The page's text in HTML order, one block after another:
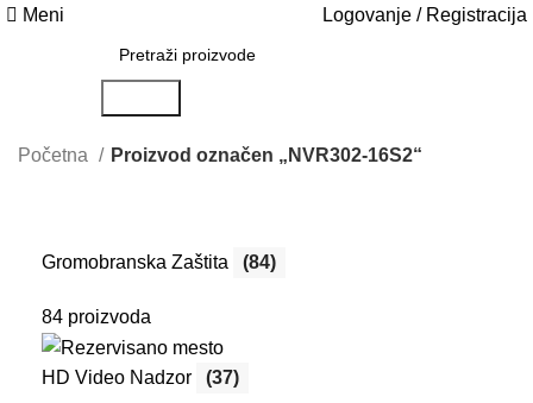
Meni Logovanje / Registracija
Početna Proizvod označen „NVR302-16S2“
Gromobranska Zaštita (84)
84 proizvoda
HD Video Nadzor (37)